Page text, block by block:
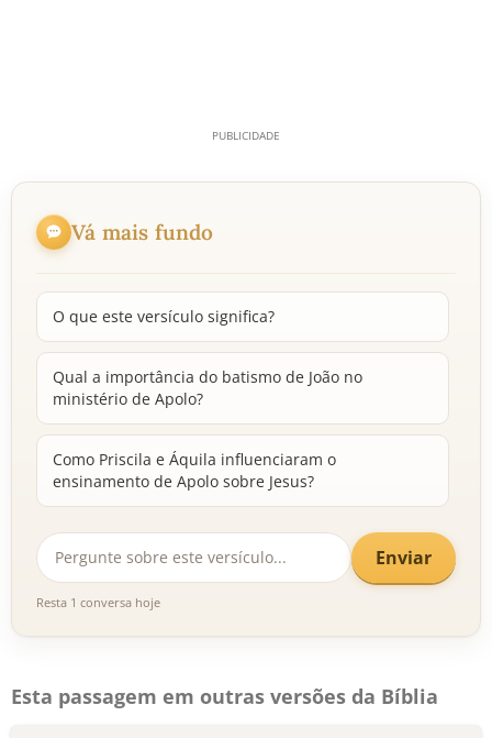
Vá mais fundo
O que este versículo significa?
Qual a importância do batismo de João no
ministério de Apolo?
Como Priscila e Áquila influenciaram o
ensinamento de Apolo sobre Jesus?
Enviar
Resta 1 conversa hoje
Esta passagem em outras versões da Bíblia